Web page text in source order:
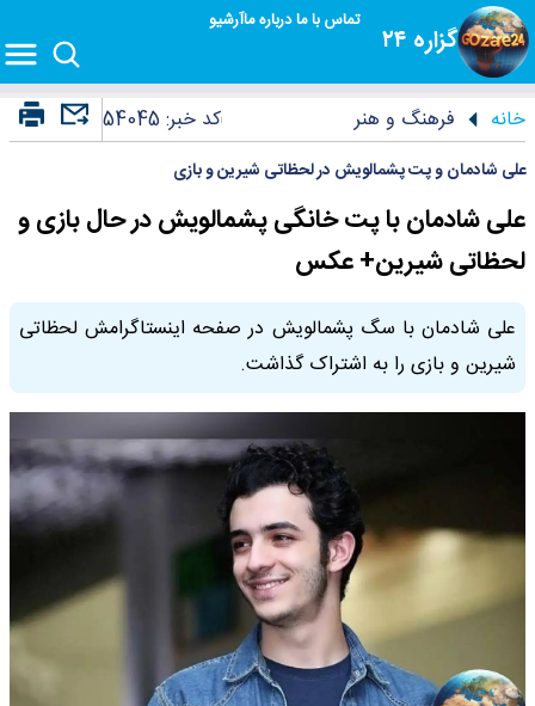
گزاره ۲۴
تماس با مادرباره ماآرشیو
خانه فرهنگ و هنر کد خبر:54045
علی شادمان و پت پشمالویش در لحظاتی شیرین و بازی
علی شادمان با پت خانگی پشمالویش در حال بازی و
لحظاتی شیرین+ عکس
علی شادمان با سگ پشمالویش در صفحه اینستاگرامش لحظاتی
شیرین و بازی را به اشتراک گذاشت.